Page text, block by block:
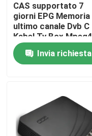
Casa
Prodotti
Chi siamo
CAS supportato 7
giorni EPG Memoria
ultimo canale Dvb C
Kabel Tv Box Mpeg4
Hd
Invia richiesta